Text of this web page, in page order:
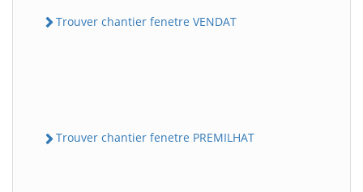
Trouver chantier fenetre VENDAT
Trouver chantier fenetre PREMILHAT